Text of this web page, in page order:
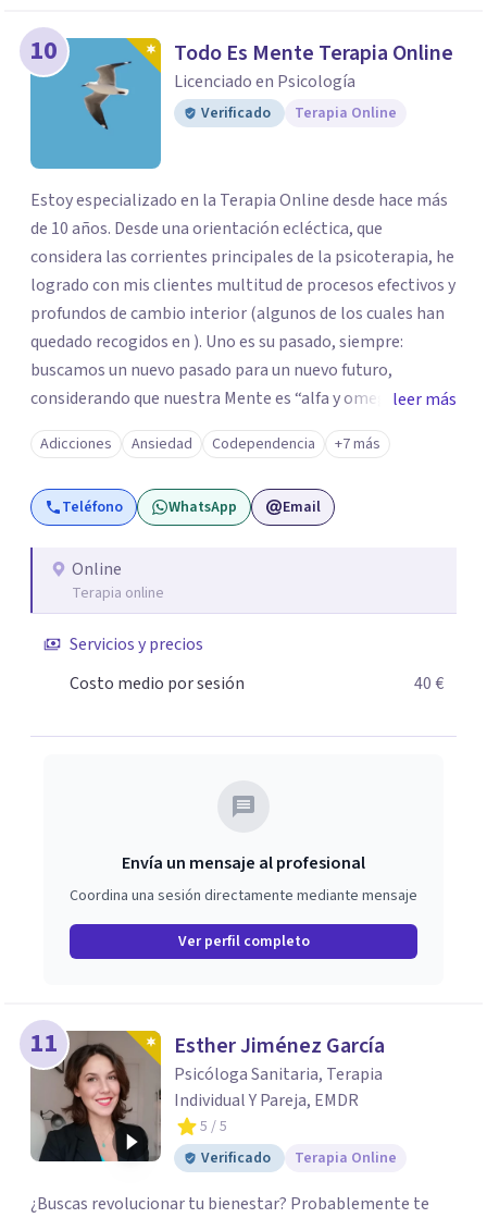
10 Todo Es Mente Terapia Online
Licenciado en Psicología
Verificado Terapia Online
Estoy especializado en la Terapia Online desde hace más
de 10 años. Desde una orientación ecléctica, que
considera las corrientes principales de la psicoterapia, he
logrado con mis clientes multitud de procesos efectivos y
profundos de cambio interior (algunos de los cuales han
quedado recogidos en ). Uno es su pasado, siempre:
buscamos un nuevo pasado para un nuevo futuro,
considerando que nuestra Mente es “alfa y omega” de los
problemas de la personalidad. Los aspectos “sanos” de la
personalidad nos van a permitir afrontar y resolver los
“enfermos” (). Mi trabajo con los clientes facilita el
esclarecimiento del origen de los trastornos psíquicos, el
vivencia de cambios progresivos. Desde la aceptación, el
compromiso mutuo, y el aumento paulatino del campo
es Poder.
leer más
Adicciones Ansiedad Codependencia +7 más
Teléfono WhatsApp Email
Online
Terapia online
Servicios y precios
Costo medio por sesión
40 €
Envía un mensaje al profesional
Coordina una sesión directamente mediante mensaje
Ver perfil completo
11 Esther Jiménez García
Psicóloga Sanitaria, Terapia
Individual Y Pareja, EMDR
5 / 5
Verificado
Terapia Online
¿Buscas revolucionar tu bienestar? Probablemente te